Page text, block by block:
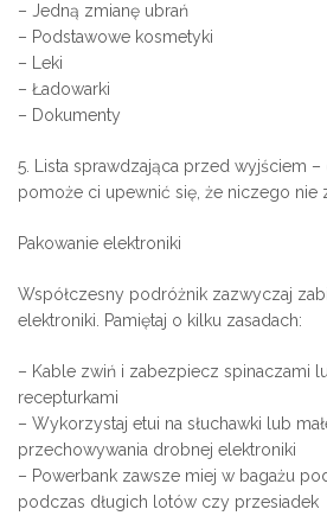
– Jedną zmianę ubrań
– Podstawowe kosmetyki
– Leki
– Ładowarki
– Dokumenty
5. Lista sprawdzająca przed wyjściem –
pomoże ci upewnić się, że niczego nie
Pakowanie elektroniki
Współczesny podróżnik zazwyczaj
elektroniki. Pamiętaj o kilku zasadach:
– Kable zwiń i zabezpiecz spinaczami
recepturkami
– Wykorzystaj etui na słuchawki lub
przechowywania drobnej elektroniki
– Powerbank zawsze miej w bagażu
podczas długich lotów czy przesiadek